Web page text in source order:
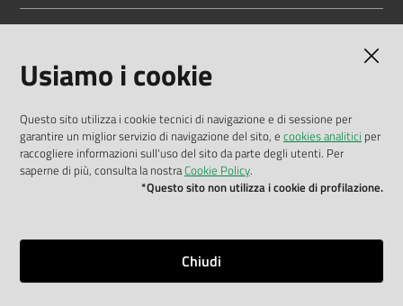
Dichiarazione di accessibilità
Privacy policy
Mappa del sito
Usiamo i cookie
Questo sito utilizza i cookie tecnici di navigazione e di sessione per
garantire un miglior servizio di navigazione del sito, e cookies analitici per
raccogliere informazioni sull'uso del sito da parte degli utenti. Per
saperne di più, consulta la nostraCookie Policy.
*Questo sito non utilizza i cookie di profilazione.
Chiudi